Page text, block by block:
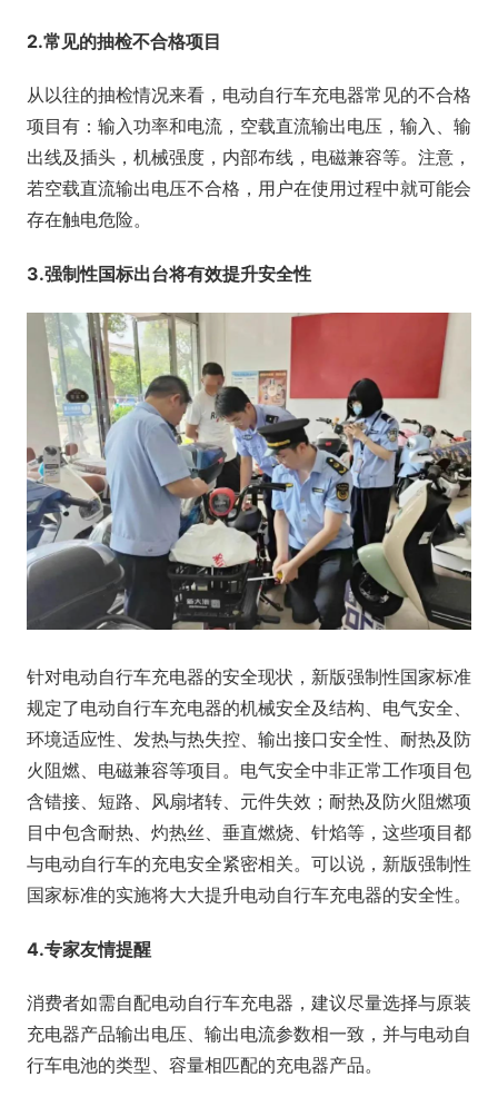
2.常见的抽检不合格项目
从以往的抽检情况来看，电动自行车充电器常见的不合格
项目有：输入功率和电流，空载直流输出电压，输入、输
出线及插头，机械强度，内部布线，电磁兼容等。注意，
若空载直流输出电压不合格，用户在使用过程中就可能会
存在触电危险。
3.强制性国标出台将有效提升安全性
针对电动自行车充电器的安全现状，新版强制性国家标准
规定了电动自行车充电器的机械安全及结构、电气安全、
环境适应性、发热与热失控、输出接口安全性、耐热及防
火阻燃、电磁兼容等项目。电气安全中非正常工作项目包
含错接、短路、风扇堵转、元件失效；耐热及防火阻燃项
目中包含耐热、灼热丝、垂直燃烧、针焰等，这些项目都
与电动自行车的充电安全紧密相关。可以说，新版强制性
国家标准的实施将大大提升电动自行车充电器的安全性。
4.专家友情提醒
消费者如需自配电动自行车充电器，建议尽量选择与原装
充电器产品输出电压、输出电流参数相一致，并与电动自
行车电池的类型、容量相匹配的充电器产品。